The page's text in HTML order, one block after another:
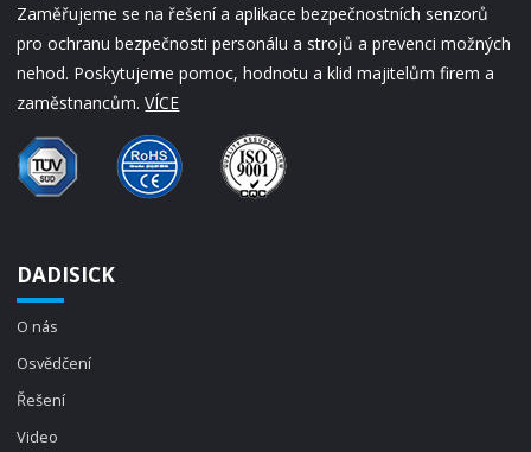
Zaměřujeme se na řešení a aplikace bezpečnostních senzorů
pro ochranu bezpečnosti personálu a strojů a prevenci možných
nehod. Poskytujeme pomoc, hodnotu a klid majitelům firem a
zaměstnancům.VÍCE
DADISICK
O nás
Osvědčení
Řešení
Video